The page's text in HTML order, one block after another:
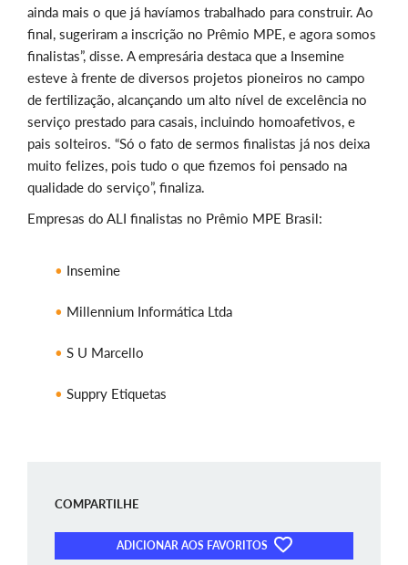
ainda mais o que já havíamos trabalhado para construir. Ao
final, sugeriram a inscrição no Prêmio MPE, e agora somos
finalistas”, disse. A empresária destaca que a Insemine
esteve à frente de diversos projetos pioneiros no campo
de fertilização, alcançando um alto nível de excelência no
serviço prestado para casais, incluindo homoafetivos, e
pais solteiros. “Só o fato de sermos finalistas já nos deixa
muito felizes, pois tudo o que fizemos foi pensado na
qualidade do serviço”, finaliza.
Empresas do ALI finalistas no Prêmio MPE Brasil:
Insemine
Millennium Informática Ltda
S U Marcello
Suppry Etiquetas
COMPARTILHE
ADICIONAR AOS FAVORITOS